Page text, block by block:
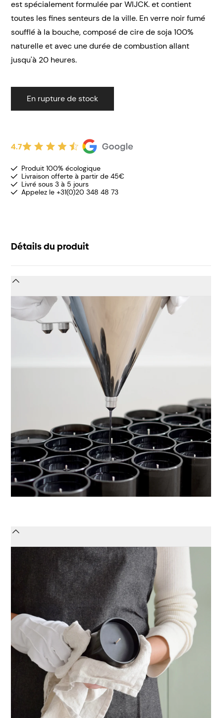
est spécialement formulée par WIJCK. et contient
toutes les fines senteurs de la ville. En verre noir fumé
soufflé à la bouche, composé de cire de soja 100%
naturelle et avec une durée de combustion allant
jusqu'à 20 heures.
En rupture de stock
4.7
Produit 100% écologique
Livraison offerte à partir de 45€
Livré sous 3 à 5 jours
Appelez le +31(0)20 348 48 73
Détails du produit